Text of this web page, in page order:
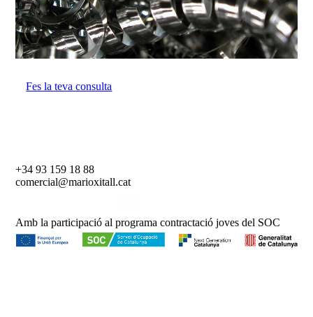
Fes la teva consulta
+34 93 159 18 88
comercial@marioxitall.cat
Amb la participació al programa contractació joves del SOC